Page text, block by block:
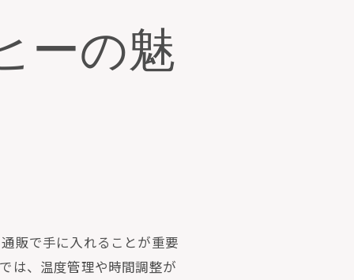
ーの魅
販で手に入れることが重要
は、温度管理や時間調整が